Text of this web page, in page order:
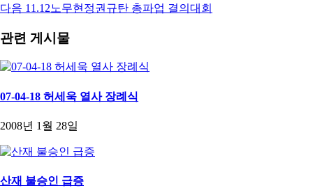
다음 11.12노무현정권규탄 총파업 결의대회
관련 게시물
07-04-18 허세욱 열사 장례식
2008년 1월 28일
산재 불승인 급증